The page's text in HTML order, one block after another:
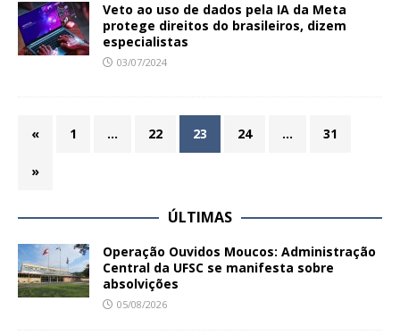
Veto ao uso de dados pela IA da Meta
protege direitos do brasileiros, dizem
especialistas
03/07/2024
« 1 … 22 23 24 … 31
»
ÚLTIMAS
Operação Ouvidos Moucos: Administração
Central da UFSC se manifesta sobre
absolvições
05/08/2026